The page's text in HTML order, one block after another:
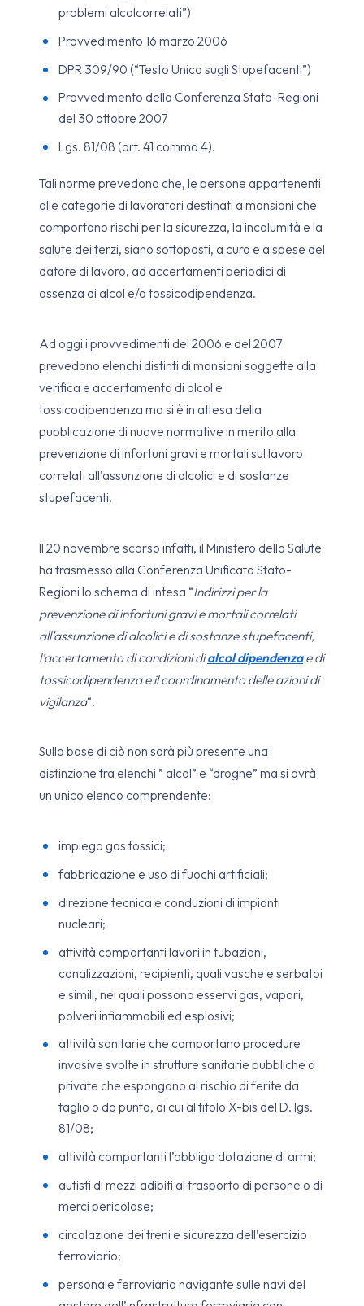
problemi alcolcorrelati”)
Provvedimento 16 marzo 2006
DPR 309/90 (“Testo Unico sugli Stupefacenti”)
Provvedimento della Conferenza Stato-Regioni
del 30 ottobre 2007
Lgs. 81/08 (art. 41 comma 4).
Tali norme prevedono che, le persone appartenenti
alle categorie di lavoratori destinati a mansioni che
comportano rischi per la sicurezza, la incolumità e la
salute dei terzi, siano sottoposti, a cura e a spese del
datore di lavoro, ad accertamenti periodici di
assenza di alcol e/o tossicodipendenza.
Ad oggi i provvedimenti del 2006 e del 2007
prevedono elenchi distinti di mansioni soggette alla
verifica e accertamento di alcol e
tossicodipendenza ma si è in attesa della
pubblicazione di nuove normative in merito alla
prevenzione di infortuni gravi e mortali sul lavoro
correlati all’assunzione di alcolici e di sostanze
stupefacenti.
Il 20 novembre scorso infatti, il Ministero della Salute
ha trasmesso alla Conferenza Unificata Stato-
Regioni lo schema di intesa “Indirizzi per la
prevenzione di infortuni gravi e mortali correlati
all’assunzione di alcolici e di sostanze stupefacenti,
l’accertamento di condizioni dialcol dipendenzae di
tossicodipendenza e il coordinamento delle azioni di
vigilanza“.
Sulla base di ciò non sarà più presente una
distinzione tra elenchi ” alcol” e “droghe” ma si avrà
un unico elenco comprendente:
impiego gas tossici;
fabbricazione e uso di fuochi artificiali;
direzione tecnica e conduzioni di impianti
nucleari;
attività comportanti lavori in tubazioni,
canalizzazioni, recipienti, quali vasche e serbatoi
e simili, nei quali possono esservi gas, vapori,
polveri infiammabili ed esplosivi;
attività sanitarie che comportano procedure
invasive svolte in strutture sanitarie pubbliche o
private che espongono al rischio di ferite da
taglio o da punta, di cui al titolo X-bis del D. lgs.
81/08;
attività comportanti l’obbligo dotazione di armi;
autisti di mezzi adibiti al trasporto di persone o di
merci pericolose;
circolazione dei treni e sicurezza dell’esercizio
ferroviario;
personale ferroviario navigante sulle navi del